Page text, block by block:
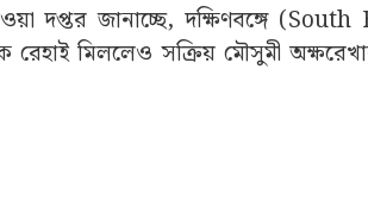
দপ্তর জানাচ্ছে, দক্ষিণবঙ্গে
মিললেও সক্রিয় মৌসুমী